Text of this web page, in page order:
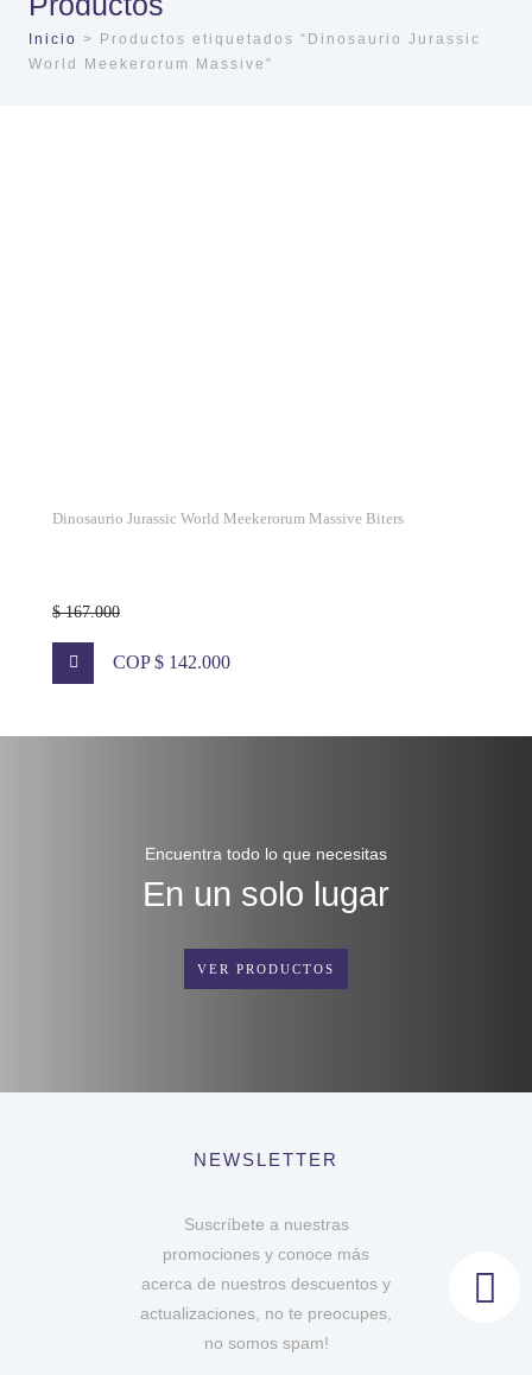
Inicio > Productos etiquetados “Dinosaurio Jurassic
World Meekerorum Massive”
Dinosaurio Jurassic World Meekerorum Massive Biters
$ 167.000
COP $ 142.000
Encuentra todo lo que necesitas
En un solo lugar
VER PRODUCTOS
NEWSLETTER
Suscríbete a nuestras
promociones y conoce más
acerca de nuestros descuentos y
actualizaciones, no te preocupes,
no somos spam!